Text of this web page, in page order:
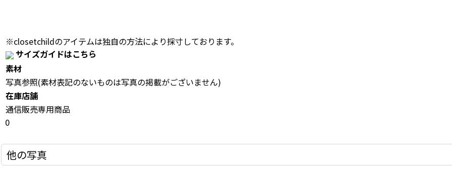
※closetchildのアイテムは独自の方法により採寸しております。
サイズガイドはこちら
素材
写真参照(素材表記のないものは写真の掲載がございません)
在庫店舗
通信販売専用商品
0
他の写真